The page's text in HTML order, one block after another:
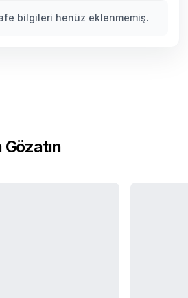
bilgileri henüz eklenmemiş.